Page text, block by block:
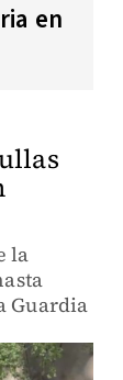
en
la
Guardia